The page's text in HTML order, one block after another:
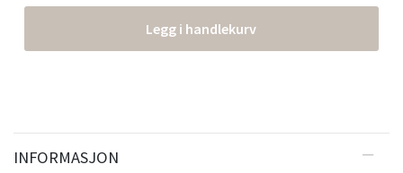
Legg i handlekurv
INFORMASJON